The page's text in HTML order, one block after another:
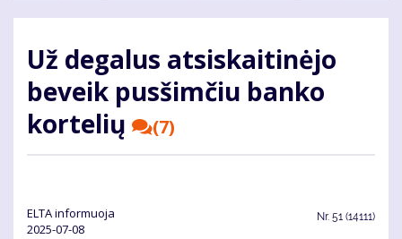
Už degalus atsiskaitinėjo
beveik pusšimčiu banko
kortelių
(7)
ELTA informuoja
2025-07-08
Nr. 51 (14111)